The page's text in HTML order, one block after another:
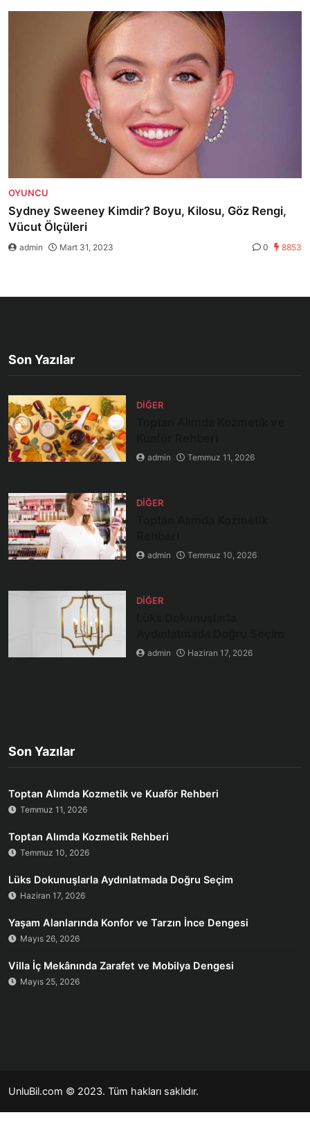
OYUNCU
Sydney Sweeney Kimdir? Boyu, Kilosu, Göz Rengi,
Vücut Ölçüleri
admin Mart 31, 2023 0 8853
Son Yazılar
DIĞER
admin Temmuz 11, 2026
DIĞER
admin Temmuz 10, 2026
DIĞER
admin Haziran 17, 2026
Son Yazılar
Toptan Alımda Kozmetik ve Kuaför Rehberi
Temmuz 11, 2026
Toptan Alımda Kozmetik Rehberi
Temmuz 10, 2026
Lüks Dokunuşlarla Aydınlatmada Doğru Seçim
Haziran 17, 2026
Yaşam Alanlarında Konfor ve Tarzın İnce Dengesi
Mayıs 26, 2026
Villa İç Mekânında Zarafet ve Mobilya Dengesi
Mayıs 25, 2026
UnluBil.com © 2023. Tüm hakları saklıdır.